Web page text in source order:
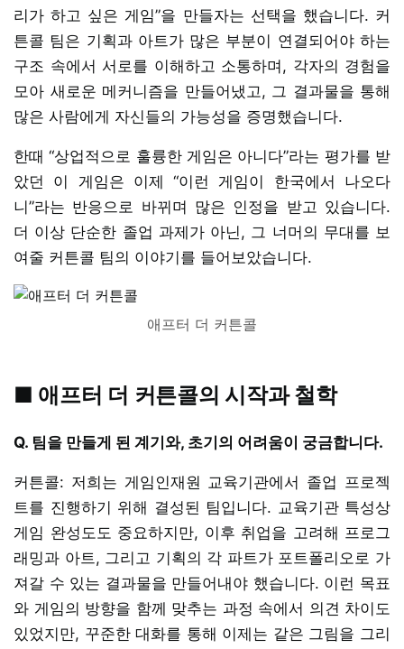
리가 하고 싶은 게임”을 만들자는 선택을 했습니다. 커
튼콜 팀은 기획과 아트가 많은 부분이 연결되어야 하는
구조 속에서 서로를 이해하고 소통하며, 각자의 경험을
모아 새로운 메커니즘을 만들어냈고, 그 결과물을 통해
많은 사람에게 자신들의 가능성을 증명했습니다.
한때 “상업적으로 훌륭한 게임은 아니다”라는 평가를 받
았던 이 게임은 이제 “이런 게임이 한국에서 나오다
니”라는 반응으로 바뀌며 많은 인정을 받고 있습니다.
더 이상 단순한 졸업 과제가 아닌, 그 너머의 무대를 보
여줄 커튼콜 팀의 이야기를 들어보았습니다.
애프터 더 커튼콜
■ 애프터 더 커튼콜의 시작과 철학
Q. 팀을 만들게 된 계기와, 초기의 어려움이 궁금합니다.
커튼콜: 저희는 게임인재원 교육기관에서 졸업 프로젝
트를 진행하기 위해 결성된 팀입니다. 교육기관 특성상
게임 완성도도 중요하지만, 이후 취업을 고려해 프로그
래밍과 아트, 그리고 기획의 각 파트가 포트폴리오로 가
져갈 수 있는 결과물을 만들어내야 했습니다. 이런 목표
와 게임의 방향을 함께 맞추는 과정 속에서 의견 차이도
있었지만, 꾸준한 대화를 통해 이제는 같은 그림을 그리